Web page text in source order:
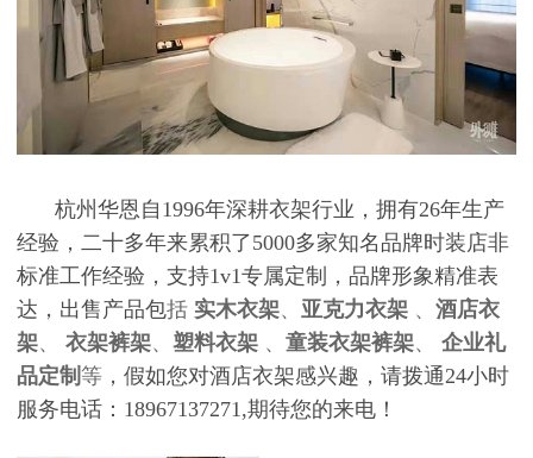
杭州华恩自1996年深耕衣架行业，拥有26年生产
经验，二十多年来累积了5000多家知名品牌时装店非
标准工作经验，支持1v1专属定制，品牌形象精准表
达，出售产品包括 实木衣架、 亚克力衣架 、 酒店衣
架、 衣架裤架、 塑料衣架 、 童装衣架裤架、
企业礼
品定制 等 ，假如您对酒店衣架感兴趣，请拨通24小时
服务电话：18967137271,期待您的来电！